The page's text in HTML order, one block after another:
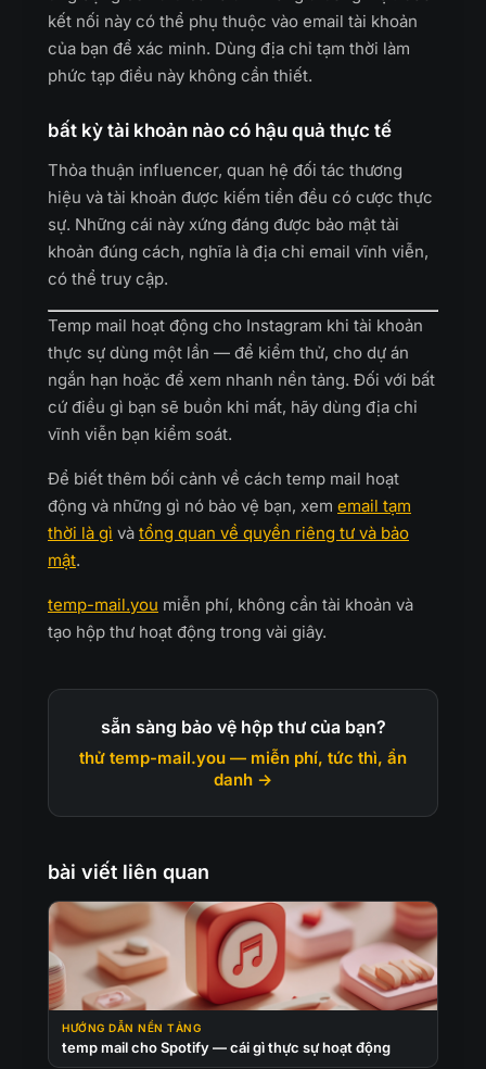
kết nối này có thể phụ thuộc vào email tài khoản
của bạn để xác minh. Dùng địa chỉ tạm thời làm
phức tạp điều này không cần thiết.
bất kỳ tài khoản nào có hậu quả thực tế
Thỏa thuận influencer, quan hệ đối tác thương
hiệu và tài khoản được kiếm tiền đều có cược thực
sự. Những cái này xứng đáng được bảo mật tài
khoản đúng cách, nghĩa là địa chỉ email vĩnh viễn,
có thể truy cập.
Temp mail hoạt động cho Instagram khi tài khoản
thực sự dùng một lần — để kiểm thử, cho dự án
ngắn hạn hoặc để xem nhanh nền tảng. Đối với bất
cứ điều gì bạn sẽ buồn khi mất, hãy dùng địa chỉ
vĩnh viễn bạn kiểm soát.
Để biết thêm bối cảnh về cách temp mail hoạt
động và những gì nó bảo vệ bạn, xem email tạm
thời là gì và tổng quan về quyền riêng tư và bảo
mật.
temp-mail.you miễn phí, không cần tài khoản và
tạo hộp thư hoạt động trong vài giây.
sẵn sàng bảo vệ hộp thư của bạn?
thử temp-mail.you — miễn phí, tức thì, ẩn
danh →
bài viết liên quan
HƯỚNG DẪN NỀN TẢNG
temp mail cho Spotify — cái gì thực sự hoạt động